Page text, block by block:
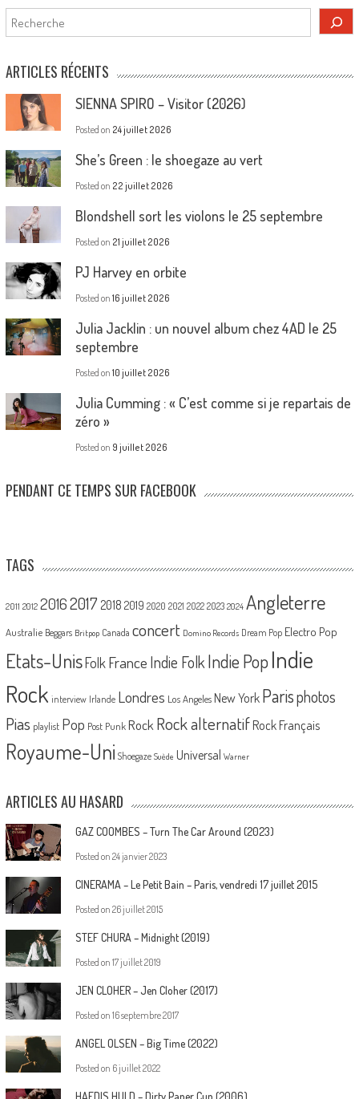
Rechercher
ARTICLES RÉCENTS
SIENNA SPIRO – Visitor (2026)
Posted on 24 juillet 2026
She’s Green : le shoegaze au vert
Posted on 22 juillet 2026
Blondshell sort les violons le 25 septembre
Posted on 21 juillet 2026
PJ Harvey en orbite
Posted on 16 juillet 2026
Julia Jacklin : un nouvel album chez 4AD le 25
septembre
Posted on 10 juillet 2026
Julia Cumming : « C’est comme si je repartais de
zéro »
Posted on 9 juillet 2026
PENDANT CE TEMPS SUR FACEBOOK
TAGS
2011 2012 20162017 2018 2019 2020 2021 2022 2023 2024 Angleterre
Australie Beggars Britpop Canada concert Domino Records Dream Pop Electro Pop
Etats-UnisFolk France Indie FolkIndie PopIndie
Rock interview Irlande Londres Los Angeles New York Parisphotos
Pias playlist Pop Post Punk Rock Rock alternatif Rock Français
Royaume-Uni Shoegaze Suède Universal Warner
ARTICLES AU HASARD
GAZ COOMBES – Turn The Car Around (2023)
Posted on 24 janvier 2023
CINERAMA – Le Petit Bain – Paris, vendredi 17 juillet 2015
Posted on 26 juillet 2015
STEF CHURA – Midnight (2019)
Posted on 17 juillet 2019
JEN CLOHER – Jen Cloher (2017)
Posted on 16 septembre 2017
ANGEL OLSEN – Big Time (2022)
Posted on 6 juillet 2022
HAFDIS HULD – Dirty Paper Cup (2006)